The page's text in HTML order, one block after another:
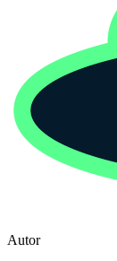
Autor